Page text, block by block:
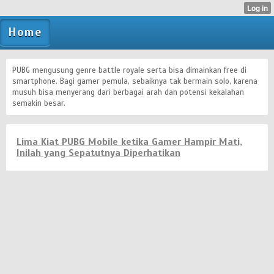
Home
PUBG mengusung genre battle royale serta bisa dimainkan free di
smartphone. Bagi gamer pemula, sebaiknya tak bermain solo, karena
musuh bisa menyerang dari berbagai arah dan potensi kekalahan
semakin besar.
Lima Kiat PUBG Mobile ketika Gamer Hampir Mati,
Inilah yang Sepatutnya Diperhatikan